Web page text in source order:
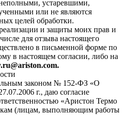
устаревшими,
или не являются
целей обработки.
и защиты моих прав и
для отзыва настоящего
в письменной форме по
в настоящем согласии, либо на
законом № 152-ФЗ «О
г., даю согласие
«Аристон Термо
(лицам, выполняющим работы